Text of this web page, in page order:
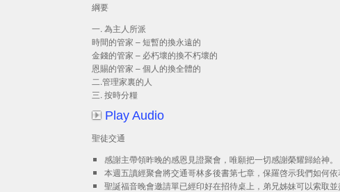
綱要
一. 為主人所派
時間的管家 – 短暫的換永遠的
金錢的管家 – 必朽壞的換不朽壞的
恩賜的管家 – 個人的換全體的
二.管理家裏的人
三. 按時分糧
Play Audio
聖徒交通
感謝主帶領昨晚的感恩見證聚會，唯願把一切感謝榮耀歸給神。
本週五讀經聚會將交通哥林多後書第七章，保羅啓示我們如何依
聖誕福音晚會邀請單已經印好在招待桌上，弟兄姊妹可以索取並